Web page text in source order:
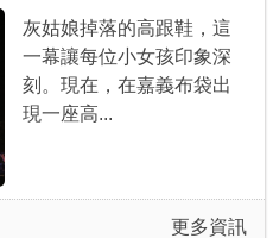
灰姑娘掉落的高跟鞋，這
一幕讓每位小女孩印象深
刻。現在，在嘉義布袋出
現一座高...
更多資訊